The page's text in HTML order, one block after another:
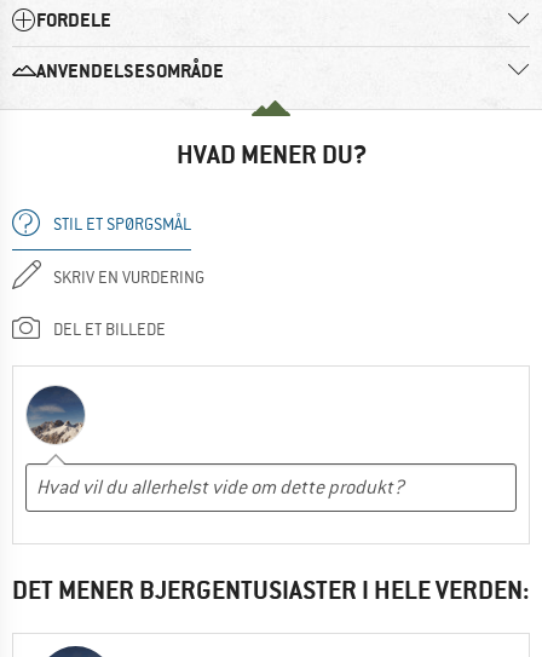
FORDELE
ANVENDELSESOMRÅDE
HVAD MENER DU?
STIL ET SPØRGSMÅL
SKRIV EN VURDERING
DEL ET BILLEDE
DET MENER BJERGENTUSIASTER I HELE VERDEN: